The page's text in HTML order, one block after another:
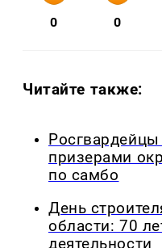
0 0
Читайте также:
призерами
по самбо
День
области: 70
деятельности